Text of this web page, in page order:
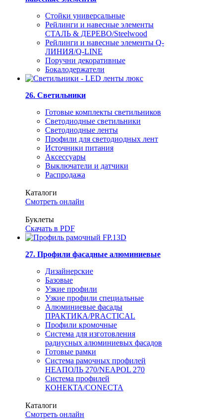
Стойки универсальные
Рейлинги и навесные элементы
СТАЛЬ & ДЕРЕВО/Steelwood
Рейлинги и навесные элементы Q-
ЛИНИЯ/Q-LINE
Поручни декоративные
Бокалодержатели
26. Светильники
Готовые комплекты светильников
Светодиодные светильники
Светодиодные ленты
Профили для светодиодных лент
Источники питания
Аксессуары
Выключатели и датчики
Распродажа
Каталоги
Смотреть онлайн
Буклеты
Скачать в PDF
27. Профили фасадные алюминиевые
Дизайнерские
Базовые
Узкие профили
Узкие профили специальные
Алюминиевые фасады
ПРАКТИКА/PRACTICAL
Профили кромочные
Система для изготовления
радиусных алюминиевых фасадов
Готовые рамки
Система рамочных профилей
НЕАПОЛЬ 270/NEAPOL 270
Система профилей
КОНЕКТА/CONECTA
Каталоги
Смотреть онлайн